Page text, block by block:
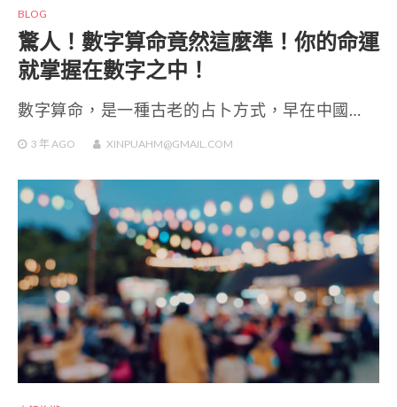
BLOG
驚人！數字算命竟然這麼準！你的命運
就掌握在數字之中！
數字算命，是一種古老的占卜方式，早在中國…
3 年 AGO XINPUAHM@GMAIL.COM